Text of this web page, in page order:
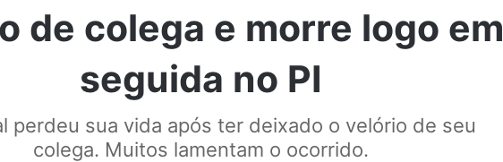
de colega e morre logo em
seguida no PI
perdeu sua vida após ter deixado o velório de seu
colega. Muitos lamentam o ocorrido.